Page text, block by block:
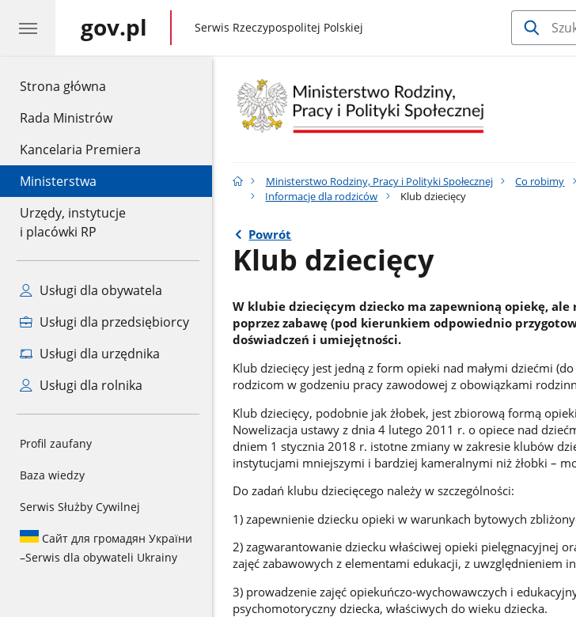
Strona główna
Rada Ministrów
Kancelaria Premiera
Ministerstwa
Urzędy, instytucje
i placówki RP
Usługi dla obywatela
Usługi dla przedsiębiorcy
Usługi dla urzędnika
Usługi dla rolnika
Profil zaufany
Baza wiedzy
Serwis Służby Cywilnej
Сайт для громадян України
–Serwis dla obywateli Ukrainy
gov.pl gov.pl
Serwis Rzeczypospolitej Polskiej
Ministerstwo Rodziny, Pracy i Polityki Społecznej Co robimy
Informacje dla rodziców
Klub dziecięcy
Powrót
Klub dziecięcy
W klubie dziecięcym dziecko ma zapewnioną opiekę,
poprzez zabawę (pod kierunkiem odpowiednio
doświadczeń i umiejętności.
Klub dziecięcy jest jedną z form opieki nad małymi dziećmi
rodzicom w godzeniu pracy zawodowej z obowiązkami
Klub dziecięcy, podobnie jak żłobek, jest zbiorową formą
Nowelizacja ustawy z dnia 4 lutego 2011 r. o opiece nad
dniem 1 stycznia 2018 r. istotne zmiany w zakresie klubów
instytucjami mniejszymi i bardziej kameralnymi niż żłobki –
Do zadań klubu dziecięcego należy w szczególności:
1) zapewnienie dziecku opieki w warunkach bytowych
2) zagwarantowanie dziecku właściwej opieki pielęgnacyjnej
zajęć zabawowych z elementami edukacji, z uwzględnieniem
3) prowadzenie zajęć opiekuńczo-wychowawczych i
psychomotoryczny dziecka, właściwych do wieku dziecka.